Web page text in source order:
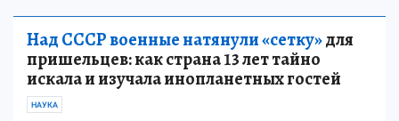
Над СССР военные натянули «сетку»для
пришельцев: как страна 13 лет тайно
искала и изучала инопланетных гостей
НАУКА